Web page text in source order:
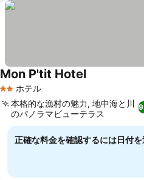
2 ホテルのランク
ホテル
Mon P'tit Hotel
本格的な漁村の魅力, 地中海と川
のパノラマビューテラス
正確な料金を確認するには日付